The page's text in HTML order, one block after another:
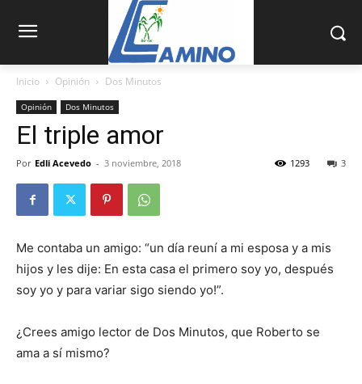
Inicio Opinión Dos Minutos
Opinión Dos Minutos
El triple amor
Por Edli Acevedo - 3 noviembre, 2018 3
1293
Me contaba un amigo: “un día reuní a mi esposa y a mis
hijos y les dije: En esta casa el primero soy yo, después
soy yo y para variar sigo siendo yo!”.
¿Crees amigo lector de Dos Minutos, que Roberto se
ama a sí mismo?